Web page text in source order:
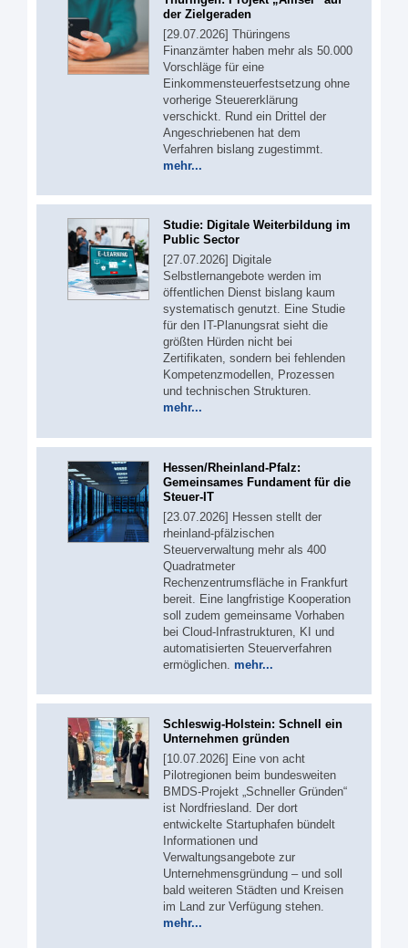
der Zielgeraden
[29.07.2026] Thüringens
Finanzämter haben mehr als 50.000
Vorschläge für eine
Einkommensteuerfestsetzung ohne
vorherige Steuererklärung
verschickt. Rund ein Drittel der
Angeschriebenen hat dem
Verfahren bislang zugestimmt.
mehr...
Studie: Digitale Weiterbildung im
Public Sector
[27.07.2026] Digitale
Selbstlernangebote werden im
öffentlichen Dienst bislang kaum
systematisch genutzt. Eine Studie
für den IT-Planungsrat sieht die
größten Hürden nicht bei
Zertifikaten, sondern bei fehlenden
Kompetenzmodellen, Prozessen
und technischen Strukturen.
mehr...
Hessen/Rheinland-Pfalz:
Gemeinsames Fundament für die
Steuer-IT
[23.07.2026] Hessen stellt der
rheinland-pfälzischen
Steuerverwaltung mehr als 400
Quadratmeter
Rechenzentrumsfläche in Frankfurt
bereit. Eine langfristige Kooperation
soll zudem gemeinsame Vorhaben
bei Cloud-Infrastrukturen, KI und
automatisierten Steuerverfahren
ermöglichen. mehr...
Schleswig-Holstein: Schnell ein
Unternehmen gründen
[10.07.2026] Eine von acht
Pilotregionen beim bundesweiten
BMDS-Projekt „Schneller Gründen“
ist Nordfriesland. Der dort
entwickelte Startuphafen bündelt
Informationen und
Verwaltungsangebote zur
Unternehmensgründung – und soll
bald weiteren Städten und Kreisen
im Land zur Verfügung stehen.
mehr...